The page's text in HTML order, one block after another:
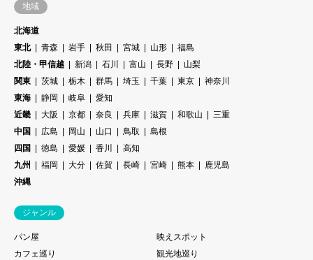
地域
北海道
東北
青森 岩手 秋田 宮城 山形
福島
北陸・甲信越
新潟 石川 富山 長野
山梨
関東
茨城 栃木 群馬 埼玉 千葉 東京
神奈川
東海
静岡 岐阜
愛知
近畿
大阪 京都 奈良 兵庫 滋賀 和歌山
三重
中国
広島 岡山 山口 鳥取
島根
四国
徳島 愛媛 香川
高知
九州
福岡 大分 佐賀 長崎 宮崎 熊本
鹿児島
沖縄
ジャンル
パン屋
映えスポット
カフェ巡り
観光地巡り